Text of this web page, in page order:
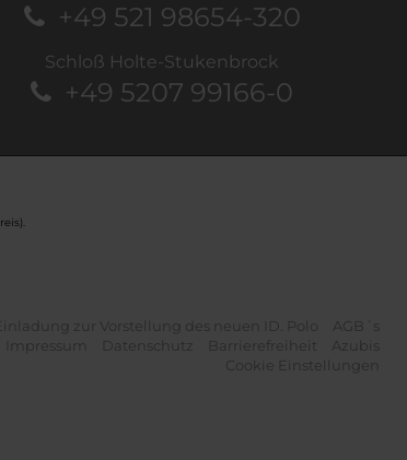
+49 521 98654-320
Schloß Holte-Stukenbrock
+49 5207 99166-0
zur Vorstellung des neuen ID. Polo
AGB´s
Impressum
Datenschutz Barrierefreiheit
Azubis
Cookie Einstellungen